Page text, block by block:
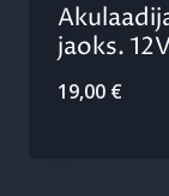
jaoks.
19,00 €